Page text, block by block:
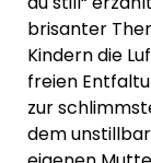
brisanter
Kindern die
freien
zur
dem